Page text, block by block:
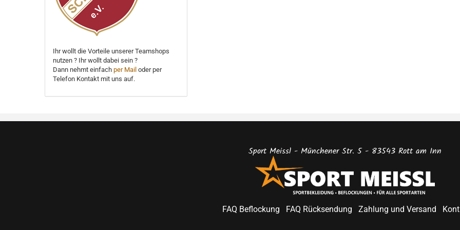
Ihr wollt die Vorteile unserer Teamshops
nutzen ? Ihr wollt dabei sein ?
Dann nehmt einfach per Mail oder per
Telefon Kontakt mit uns auf.
Sport Meissl - Münchener Str. 5 - 83543 Rott am Inn
FAQ Beflockung FAQ Rücksendung Zahlung und Versand